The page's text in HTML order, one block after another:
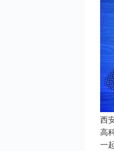
西
高
一